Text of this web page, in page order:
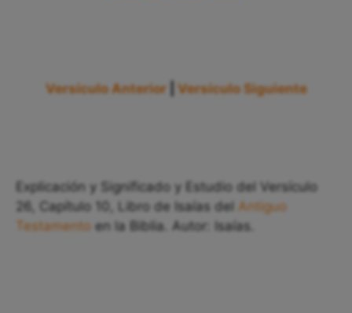
Versículo Anterior Versículo Siguiente
Explicación y Significado y Estudio del Versículo
26, Capítulo 10, Libro de Isaías del Antiguo
Testamento en la Biblia. Autor: Isaías.